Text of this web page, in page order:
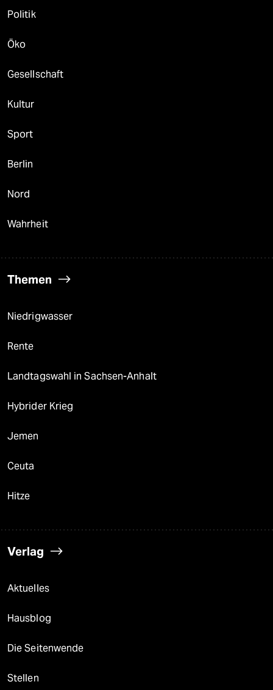
Politik
Öko
Gesellschaft
Kultur
Sport
Berlin
Nord
Wahrheit
Themen
Niedrigwasser
Rente
Landtagswahl in Sachsen-Anhalt
Hybrider Krieg
Jemen
Ceuta
Hitze
Verlag
Aktuelles
Hausblog
Die Seitenwende
Stellen